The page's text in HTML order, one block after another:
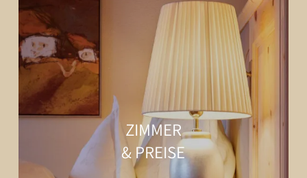
ZIMMER
& PREISE